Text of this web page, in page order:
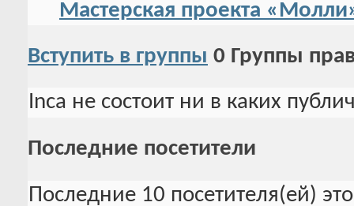
Мастерская проекта
Вступить в группы 0 Группы
Inca не состоит ни в каких
Последние посетители
Последние 10 посетителя(ей)